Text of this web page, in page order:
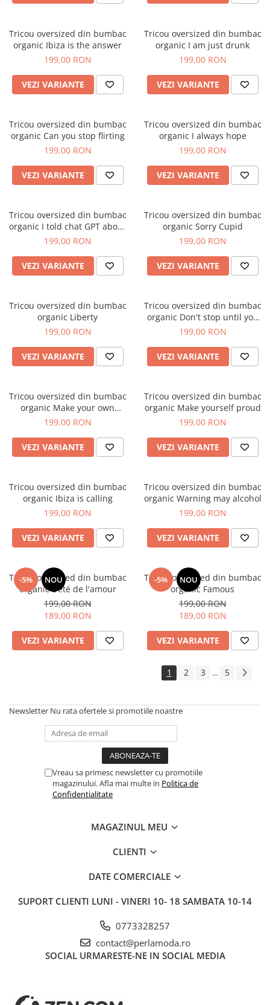
Tricou oversized din bumbac
organic Ibiza is the answer
199,00 RON
VEZI VARIANTE
Tricou oversized din bumbac
organic I am just drunk
199,00 RON
VEZI VARIANTE
Tricou oversized din bumbac
organic Can you stop flirting
199,00 RON
VEZI VARIANTE
Tricou oversized din bumbac
organic I always hope
199,00 RON
VEZI VARIANTE
Tricou oversized din bumbac
organic I told chat GPT about
you
199,00 RON
VEZI VARIANTE
Tricou oversized din bumbac
organic Sorry Cupid
199,00 RON
VEZI VARIANTE
Tricou oversized din bumbac
organic Liberty
199,00 RON
VEZI VARIANTE
Tricou oversized din bumbac
organic Don't stop until you
are proud
199,00 RON
VEZI VARIANTE
Tricou oversized din bumbac
organic Make your own
revolution
199,00 RON
VEZI VARIANTE
Tricou oversized din bumbac
organic Make yourself proud
199,00 RON
VEZI VARIANTE
Tricou oversized din bumbac
organic Ibiza is calling
199,00 RON
VEZI VARIANTE
Tricou oversized din bumbac
organic Warning may alcohol
199,00 RON
VEZI VARIANTE
-5% NOU
Tricou oversized din bumbac
organic L'été de l'amour
199,00 RON
189,00 RON
VEZI VARIANTE
-5% NOU
Tricou oversized din bumbac
organic Famous
199,00 RON
189,00 RON
VEZI VARIANTE
1 2 3 ... 5
Newsletter Nu rata ofertele si promotiile noastre
Vreau sa primesc newsletter cu promotiile
magazinului. Afla mai multe in Politica de
Confidentialitate
MAGAZINUL MEU
CLIENTI
DATE COMERCIALE
SUPORT CLIENTI LUNI - VINERI 10- 18 SAMBATA 10-14
0773328257
contact@perlamoda.ro
SOCIAL URMARESTE-NE IN SOCIAL MEDIA